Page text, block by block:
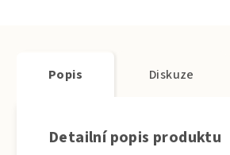
Popis Diskuze
Detailní popis produktu